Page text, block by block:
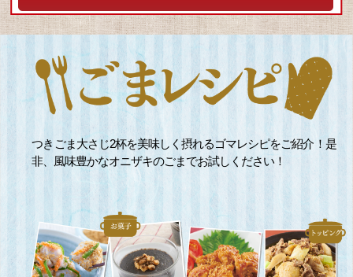
つきごま大さじ2杯を美味しく摂れるゴマレシピをご紹介！是
非、風味豊かなオニザキのごまでお試しください！